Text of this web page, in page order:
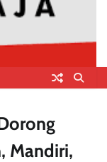
Mandiri,